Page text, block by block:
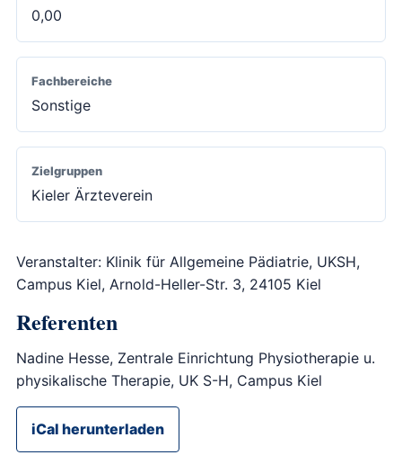
0,00
Fachbereiche
Sonstige
Zielgruppen
Kieler Ärzteverein
Veranstalter: Klinik für Allgemeine Pädiatrie, UKSH,
Campus Kiel, Arnold-Heller-Str. 3, 24105 Kiel
Referenten
Nadine Hesse, Zentrale Einrichtung Physiotherapie u.
physikalische Therapie, UK S-H, Campus Kiel
iCal herunterladen